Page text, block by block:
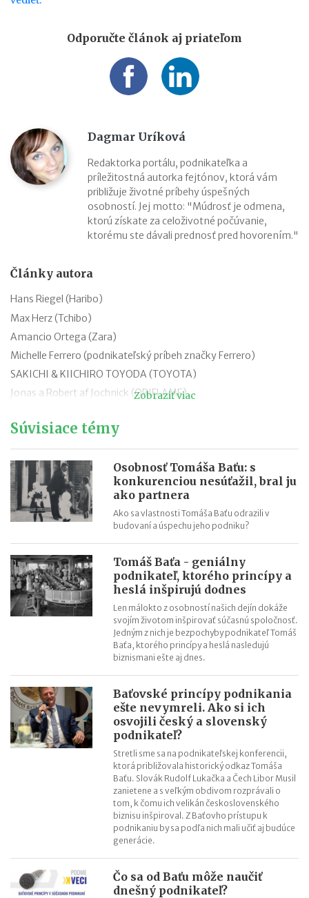
Odporučte článok aj priateľom
Dagmar Uríková
Redaktorka portálu, podnikateľka a
príležitostná autorka fejtónov, ktorá vám
približuje životné príbehy úspešných
osobností. Jej motto: "Múdrosť je odmena,
ktorú získate za celoživotné počúvanie,
ktorému ste dávali prednosť pred hovorením."
Články autora
Hans Riegel (Haribo)
Max Herz (Tchibo)
Amancio Ortega (Zara)
Michelle Ferrero (podnikateľský príbeh značky Ferrero)
SAKICHI & KIICHIRO TOYODA (TOYOTA)
Jonas a Robert af Jochnick (ORIFLAME)
Karl Hans Albrecht (ALDI)
Zobraziť viac
Súvisiace témy
Osobnosť Tomáša Baťu: s
konkurenciou nesúťažil, bral ju
ako partnera
Ako sa vlastnosti Tomáša Baťu odrazili v
budovaní a úspechu jeho podniku?
Tomáš Baťa - geniálny
podnikateľ, ktorého princípy a
heslá inšpirujú dodnes
Len málokto z osobností našich dejín dokáže
svojím životom inšpirovať súčasnú spoločnosť.
Jedným z nich je bezpochyby podnikateľ Tomáš
Baťa, ktorého princípy a heslá nasledujú
biznismani ešte aj dnes.
Baťovské princípy podnikania
ešte nevymreli. Ako si ich
osvojili český a slovenský
podnikateľ?
Stretli sme sa na podnikateľskej konferencii,
ktorá približovala historický odkaz Tomáša
Baťu. Slovák Rudolf Lukačka a Čech Libor Musil
zanietene a s veľkým obdivom rozprávali o
tom, k čomu ich velikán československého
biznisu inšpiroval. Z Baťovho prístupu k
podnikaniu by sa podľa nich mali učiť aj budúce
generácie.
Čo sa od Baťu môže naučiť
dnešný podnikateľ?